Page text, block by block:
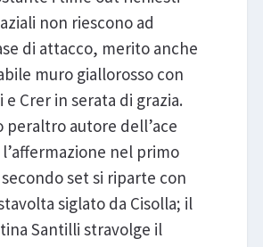
non riescono ad
di attacco, merito anche
muro giallorosso con
Crer in serata di grazia.
peraltro autore dell’ace
nel primo
set si riparte con
siglato da Cisolla; il
Santilli stravolge il